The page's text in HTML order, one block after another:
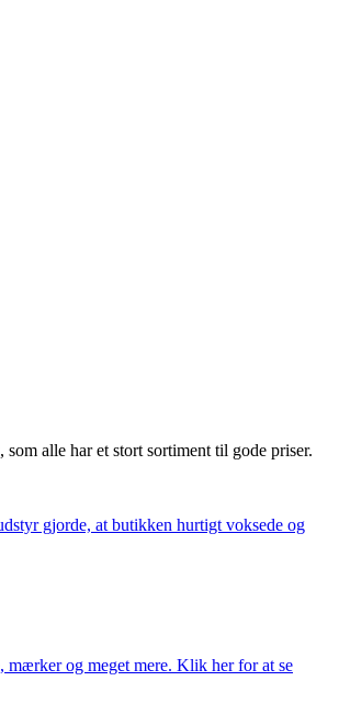
, som alle har et stort sortiment til gode priser.
gjorde, at butikken hurtigt voksede og
og meget mere. Klik her for at se